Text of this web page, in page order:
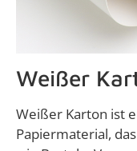
Weißer
Weißer Karton ist
Papiermaterial,